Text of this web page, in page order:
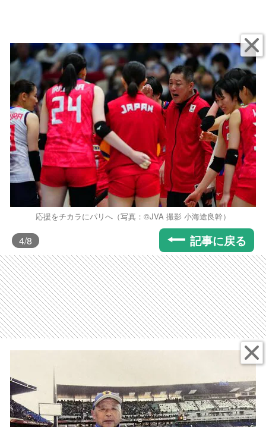
応援をチカラにパリへ（写真：©️JVA 撮影 小海途良幹）
4/8 記事に戻る